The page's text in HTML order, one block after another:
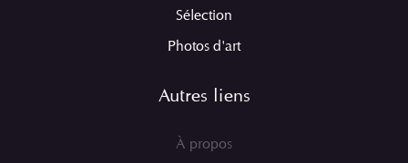
Sélection
Photos d'art
Autres liens
À propos